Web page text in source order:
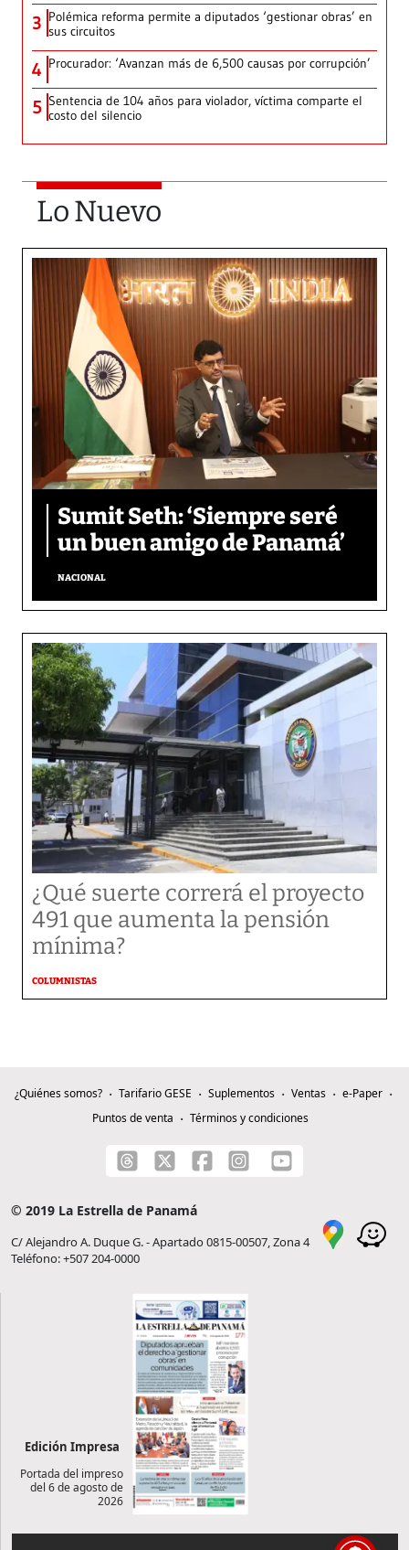
3 Polémica reforma permite a diputados ‘gestionar obras’ en
sus circuitos
4 Procurador: ‘Avanzan más de 6,500 causas por corrupción’
5 Sentencia de 104 años para violador, víctima comparte el
costo del silencio
Lo Nuevo
Sumit Seth: ‘Siempre seré
un buen amigo de Panamá’
NACIONAL
¿Qué suerte correrá el proyecto
491 que aumenta la pensión
mínima?
COLUMNISTAS
¿Quiénes somos? Tarifario GESE Suplementos Ventas
e-Paper
Puntos de venta
Términos y condiciones
© 2019 La Estrella de Panamá
C/ Alejandro A. Duque G. - Apartado 0815-00507, Zona 4
Teléfono: +507 204-0000
Edición Impresa
Portada del impreso
del 6 de agosto de
2026